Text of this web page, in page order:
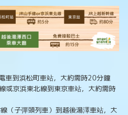
車到浜松町車站，大約需時20分鐘
或京浜東北線到東京車站，大約需時
（子彈頭列車）到越後湯澤車站，大